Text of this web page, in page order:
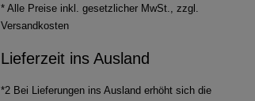
* Alle Preise inkl. gesetzlicher MwSt., zzgl.
Versandkosten
Lieferzeit ins Ausland
*2 Bei Lieferungen ins Ausland erhöht sich die